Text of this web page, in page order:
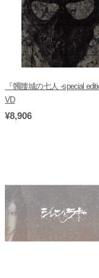
『髑髏城の七人 -special
VD
¥8,906